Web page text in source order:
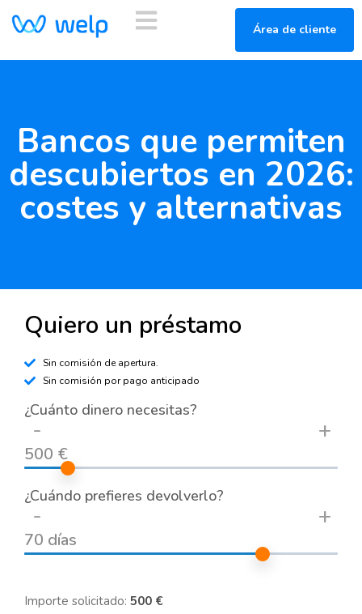
Área de cliente
Bancos que permiten
descubiertos en 2026:
costes y alternativas
Quiero un préstamo
Sin comisión de apertura.
Sin comisión por pago anticipado
¿Cuánto dinero necesitas?
500 €
- +
¿Cuándo prefieres devolverlo?
70 días
- +
Importe solicitado: 500 €